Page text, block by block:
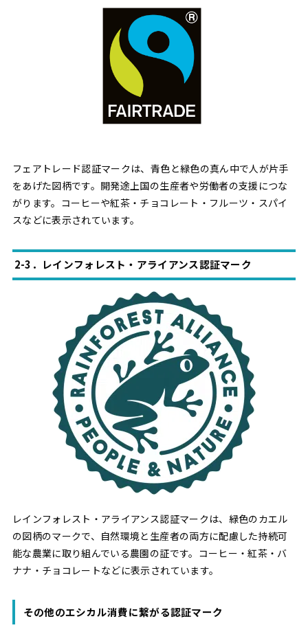
フェアトレード認証マークは、青色と緑色の真ん中で人が片手
をあげた図柄です。開発途上国の生産者や労働者の支援につな
がります。コーヒーや紅茶・チョコレート・フルーツ・スパイ
スなどに表示されています。
2-3．レインフォレスト・アライアンス認証マーク
レインフォレスト・アライアンス認証マークは、緑色のカエル
の図柄のマークで、自然環境と生産者の両方に配慮した持続可
能な農業に取り組んでいる農園の証です。コーヒー・紅茶・バ
ナナ・チョコレートなどに表示されています。
その他のエシカル消費に繋がる認証マーク